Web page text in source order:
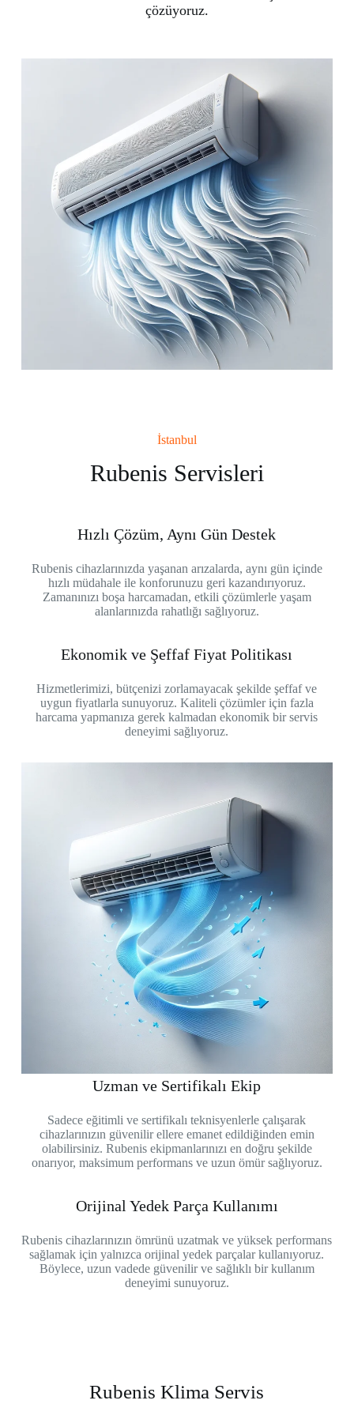
çözüyoruz.
İstanbul
Rubenis Servisleri
Hızlı Çözüm, Aynı Gün Destek
Rubenis cihazlarınızda yaşanan arızalarda, aynı gün içinde
hızlı müdahale ile konforunuzu geri kazandırıyoruz.
Zamanınızı boşa harcamadan, etkili çözümlerle yaşam
alanlarınızda rahatlığı sağlıyoruz.
Ekonomik ve Şeffaf Fiyat Politikası
Hizmetlerimizi, bütçenizi zorlamayacak şekilde şeffaf ve
uygun fiyatlarla sunuyoruz. Kaliteli çözümler için fazla
harcama yapmanıza gerek kalmadan ekonomik bir servis
deneyimi sağlıyoruz.
Uzman ve Sertifikalı Ekip
Sadece eğitimli ve sertifikalı teknisyenlerle çalışarak
cihazlarınızın güvenilir ellere emanet edildiğinden emin
olabilirsiniz. Rubenis ekipmanlarınızı en doğru şekilde
onarıyor, maksimum performans ve uzun ömür sağlıyoruz.
Orijinal Yedek Parça Kullanımı
Rubenis cihazlarınızın ömrünü uzatmak ve yüksek performans
sağlamak için yalnızca orijinal yedek parçalar kullanıyoruz.
Böylece, uzun vadede güvenilir ve sağlıklı bir kullanım
deneyimi sunuyoruz.
Rubenis Klima Servis